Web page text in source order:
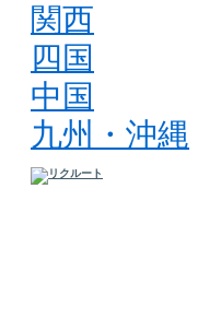
関西
四国
中国
九州・沖縄